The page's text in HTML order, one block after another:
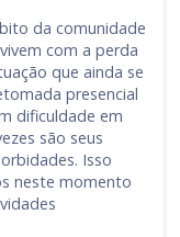
da comunidade
com a perda
que ainda se
presencial
dificuldade em
são seus
Isso
neste momento